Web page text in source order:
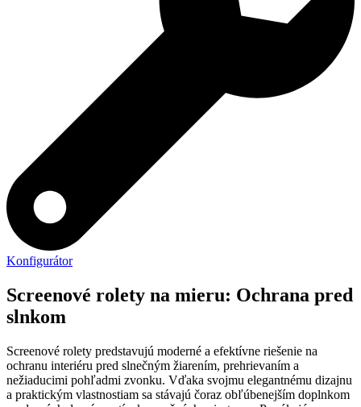
Konfigurátor
Screenové rolety na mieru: Ochrana pred
slnkom
Screenové rolety predstavujú moderné a efektívne riešenie na
ochranu interiéru pred slnečným žiarením, prehrievaním a
nežiaducimi pohľadmi zvonku. Vďaka svojmu elegantnému dizajnu
a praktickým vlastnostiam sa stávajú čoraz obľúbenejším doplnkom